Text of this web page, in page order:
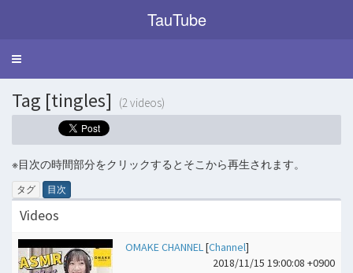
TauTube
Toggle
Tag [tingles] (2 videos)
※目次の時間部分をクリックするとそこから再生されます。
タグ 目次
Videos
OMAKE CHANNEL [Channel]
2018/11/15 19:00:08 +0900